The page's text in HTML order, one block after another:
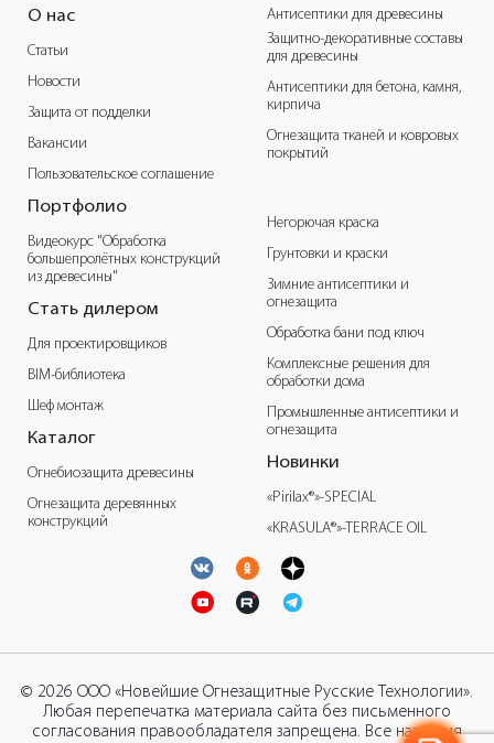
О нас
Статьи
Новости
Защита от подделки
Вакансии
Пользовательское соглашение
Портфолио
Видеокурс "Обработка
большепролётных конструкций
из древесины"
Стать дилером
Для проектировщиков
BIM-библиотека
Шеф монтаж
Каталог
Огнебиозащита древесины
Огнезащита деревянных
конструкций
Антисептики для древесины
Защитно-декоративные составы
для древесины
Антисептики для бетона, камня,
кирпича
Огнезащита тканей и ковровых
покрытий
Негорючая краска
Грунтовки и краски
Зимние антисептики и
огнезащита
Обработка бани под ключ
Комплексные решения для
обработки дома
Промышленные антисептики и
огнезащита
Новинки
«Pirilax®»-SPECIAL
«KRASULA®»-TERRACE OIL
© 2026 ООО «Новейшие Огнезащитные Русские Технологии».
Любая перепечатка материала сайта без письменного
согласования правообладателя запрещена. Все названия